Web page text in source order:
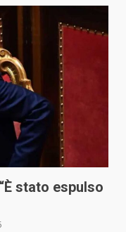
stato espulso